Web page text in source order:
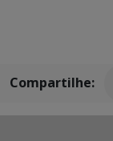
Compartilhe: